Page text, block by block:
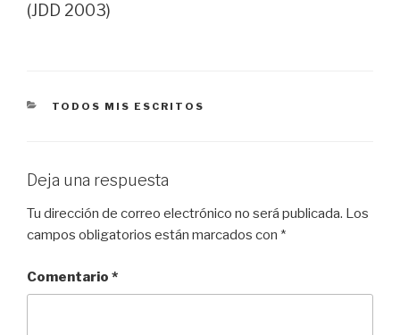
(JDD 2003)
CATEGORÍAS
TODOS MIS ESCRITOS
Deja una respuesta
Tu dirección de correo electrónico no será publicada. Los
campos obligatorios están marcados con *
Comentario *